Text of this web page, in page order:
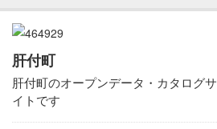
肝付町
肝付町のオープンデータ・カタログサ
イトです